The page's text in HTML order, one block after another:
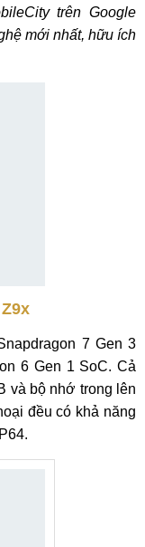
trên Google
mới nhất, hữu ích
7 Gen 3
6 Gen 1 SoC. Cả
và bộ nhớ trong lên
đều có khả năng